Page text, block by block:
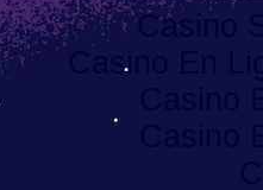
Casino
Casino En